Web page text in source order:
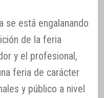
se está engalanando
de la feria
y el profesional,
feria de carácter
y público a nivel